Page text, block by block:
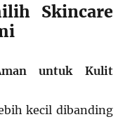
Skincare
untuk Kulit
kecil dibanding